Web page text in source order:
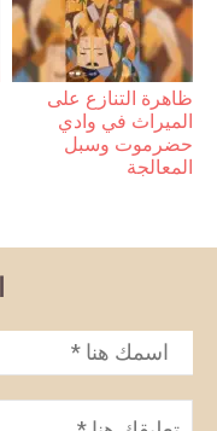
ظاهرة التنازع على
الميراث في وادي
حضرموت وسبل
المعالجة
الاسم *
تعليق